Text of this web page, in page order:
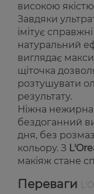
високою якістю
Завдяки
імітує
натуральний
виглядає
щіточка
розтушувати
результату.
Ніжна нежирна
бездоганний
дня, без
кольору. З
макіяж стане
Переваги